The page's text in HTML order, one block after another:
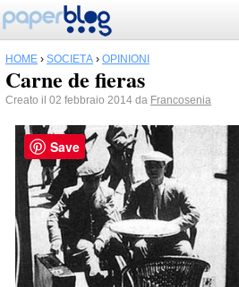
HOME › SOCIETÀ › OPINIONI
Carne de fieras
Creato il 02 febbraio 2014 da Francosenia
Save